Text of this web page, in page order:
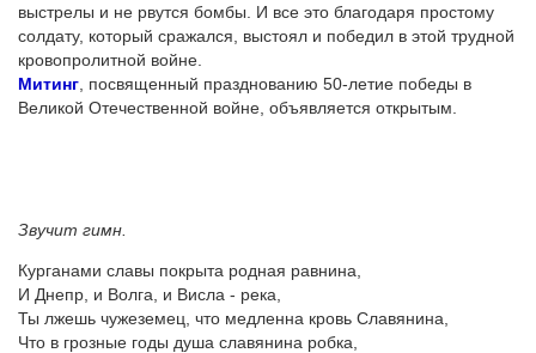
выстрелы и не рвутся бомбы. И все это благодаря простому
солдату, который сражался, выстоял и победил в этой трудной
кровопролитной войне.
Митинг , посвященный празднованию 50-летие победы в
Великой Отечественной войне, объявляется открытым.
Звучит гимн.
Курганами славы покрыта родная равнина,
И Днепр, и Волга, и Висла - река,
Ты лжешь чужеземец, что медленна кровь Славянина,
Что в грозные годы душа славянина робка,